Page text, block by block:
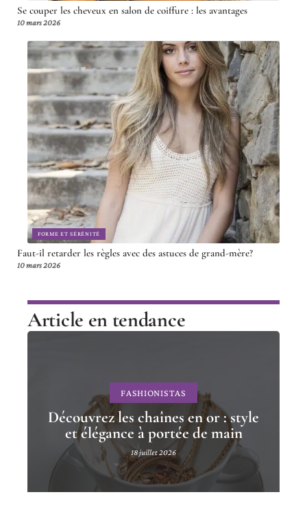
Se couper les cheveux en salon de coiffure : les avantages
10 mars 2026
FORME ET SÉRÉNITÉ
Faut-il retarder les règles avec des astuces de grand-mère?
10 mars 2026
Article en tendance
FASHIONISTAS
Découvrez les chaînes en or : style
et élégance à portée de main
18 juillet 2026